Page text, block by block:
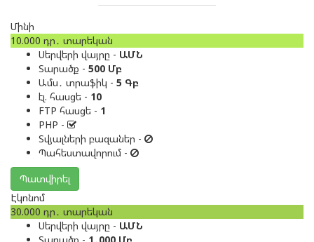
Մինի
10.000 դր․ տարեկան
Սերվերի վայրը - ԱՄՆ
Տարածք - 500 Մբ
Ամս․ տրաֆիկ - 5 Գբ
էլ. հասցե - 10
FTP հասցե - 1
PHP -
Տվյալների բազաներ -
Պահեստավորում -
Պատվիրել
Էկոնոմ
30.000 դր․ տարեկան
Սերվերի վայրը - ԱՄՆ